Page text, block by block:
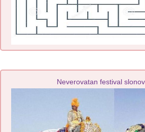
Neverovatan festival